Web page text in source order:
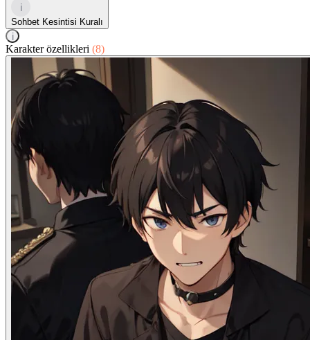
i
Sohbet Kesintisi Kuralı
i
Karakter özellikleri (8)